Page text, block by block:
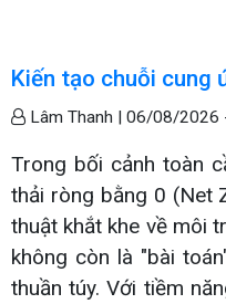
Kiến tạo chuỗi cung
Lâm Thanh | 06/08/2026
Trong bối cảnh toàn
thải ròng bằng 0 (Net
thuật khắt khe về môi
không còn là "bài
thuần túy. Với tiềm